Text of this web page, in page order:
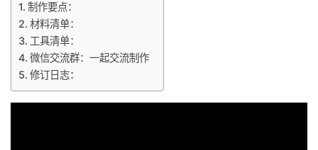
制作要点：
材料清单：
工具清单：
微信交流群：一起交流制作
修订日志：